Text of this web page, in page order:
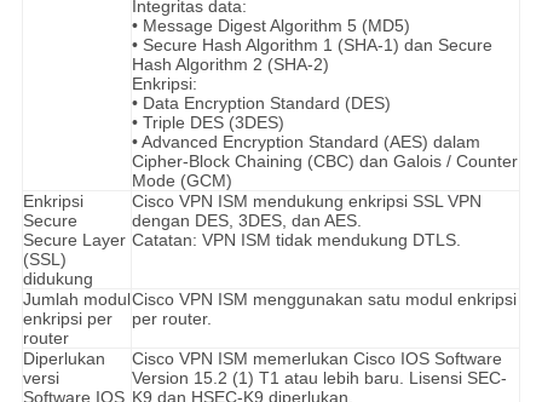
Integritas data:
• Message Digest Algorithm 5 (MD5)
• Secure Hash Algorithm 1 (SHA-1) dan Secure
Hash Algorithm 2 (SHA-2)
Enkripsi:
• Data Encryption Standard (DES)
• Triple DES (3DES)
• Advanced Encryption Standard (AES) dalam
Cipher-Block Chaining (CBC) dan Galois / Counter
Mode (GCM)
Enkripsi
Secure
Secure Layer
(SSL)
didukung
Cisco VPN ISM mendukung enkripsi SSL VPN
dengan DES, 3DES, dan AES.
Catatan: VPN ISM tidak mendukung DTLS.
Jumlah modul
enkripsi per
router
Cisco VPN ISM menggunakan satu modul enkripsi
per router.
Diperlukan
versi
Software IOS
Cisco VPN ISM memerlukan Cisco IOS Software
Version 15.2 (1) T1 atau lebih baru. Lisensi SEC-
K9 dan HSEC-K9 diperlukan.